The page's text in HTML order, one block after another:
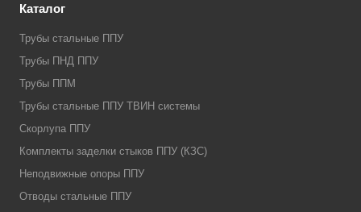
Каталог
Трубы стальные ППУ
Трубы ПНД ППУ
Трубы ППМ
Трубы стальные ППУ ТВИН системы
Скорлупа ППУ
Комплекты заделки стыков ППУ (КЗС)
Неподвижные опоры ППУ
Отводы стальные ППУ